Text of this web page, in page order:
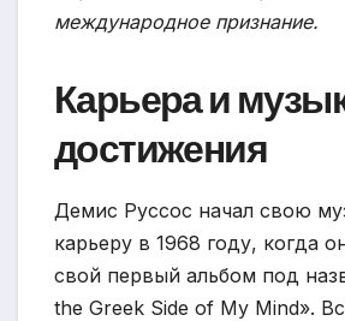
международное признание.
Карьера и
достижения
Демис Руссос начал свою
карьеру в 1968 году, когда
свой первый альбом под
the Greek Side of My Mind».